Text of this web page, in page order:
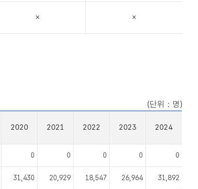
× ×
(단위：명)
2020 2021 2022 2023 2024
0 0 0 0 0
31,430 20,929 18,547 26,964 31,892